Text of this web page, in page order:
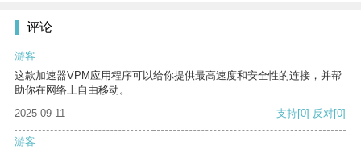
评论
游客
这款加速器VPM应用程序可以给你提供最高速度和安全性的连接，并帮
助你在网络上自由移动。
2025-09-11
支持[0] 反对[0]
游客